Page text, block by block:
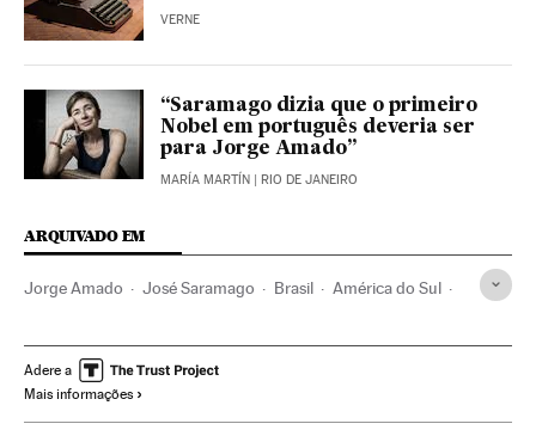
VERNE
“Saramago dizia que o primeiro
Nobel em português deveria ser
para Jorge Amado”
MARÍA MARTÍN | RIO DE JANEIRO
ARQUIVADO EM
Jorge Amado José Saramago Brasil América do Sul
Adere a
Mais informações